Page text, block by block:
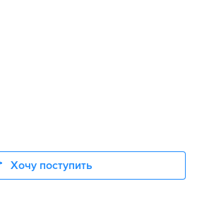
Хочу поступить